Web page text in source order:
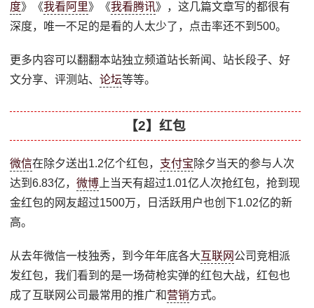
度》《我看阿里》《我看腾讯》，这几篇文章写的都很有
深度，唯一不足的是看的人太少了，点击率还不到500。
更多内容可以翻翻本站独立频道站长新闻、站长段子、好
文分享、评测站、论坛等等。
【2】红包
微信在除夕送出1.2亿个红包， 支付宝除夕当天的参与人次
达到6.83亿，微博上当天有超过1.01亿人次抢红包，抢到现
金红包的网友超过1500万，日活跃用户也创下1.02亿的新
高。
从去年微信一枝独秀，到今年年底各大 互联网 公司竞相派
发红包，我们看到的是一场荷枪实弹的红包大战，红包也
成了互联网公司最常用的推广和营销方式。